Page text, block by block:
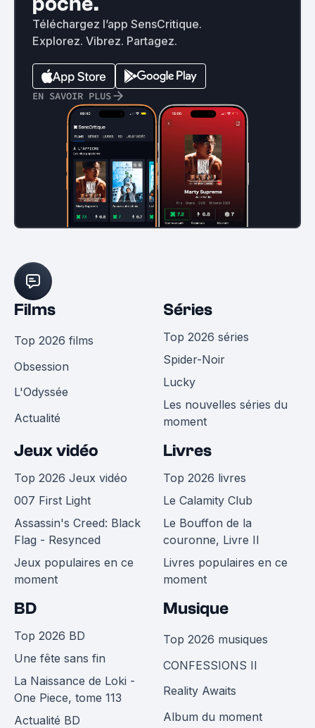
Téléchargez l’app SensCritique.
Explorez. Vibrez. Partagez.
EN SAVOIR PLUS
Films
Top 2026 films
Obsession
L'Odyssée
Actualité
Séries
Top 2026 séries
Spider-Noir
Lucky
Les nouvelles séries du
moment
Jeux vidéo
Top 2026 Jeux vidéo
007 First Light
Assassin's Creed: Black
Flag - Resynced
Jeux populaires en ce
moment
Livres
Top 2026 livres
Le Calamity Club
Le Bouffon de la
couronne, Livre II
Livres populaires en ce
moment
BD
Top 2026 BD
Une fête sans fin
La Naissance de Loki -
One Piece, tome 113
Actualité BD
Musique
Top 2026 musiques
CONFESSIONS II
Reality Awaits
Album du moment